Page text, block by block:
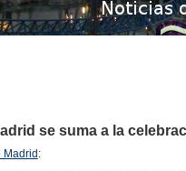
se suma a la
Madrid :